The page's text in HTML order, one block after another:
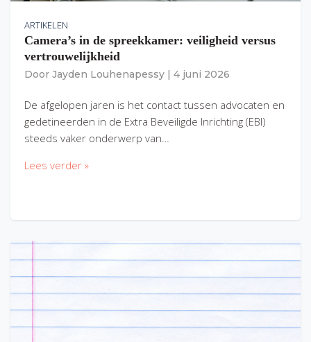
ARTIKELEN
Camera’s in de spreekkamer: veiligheid versus
vertrouwelijkheid
Door Jayden Louhenapessy 4 juni 2026
De afgelopen jaren is het contact tussen advocaten en
gedetineerden in de Extra Beveiligde Inrichting (EBI)
steeds vaker onderwerp van…
Lees verder »